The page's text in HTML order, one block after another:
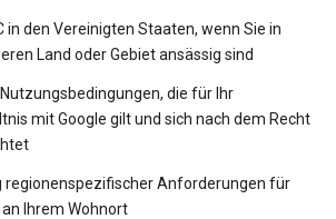
in den Vereinigten Staaten, wenn Sie in
Land oder Gebiet ansässig sind
die für Ihr
mit Google gilt und sich nach dem Recht
regionenspezifischer Anforderungen für
Ihrem Wohnort